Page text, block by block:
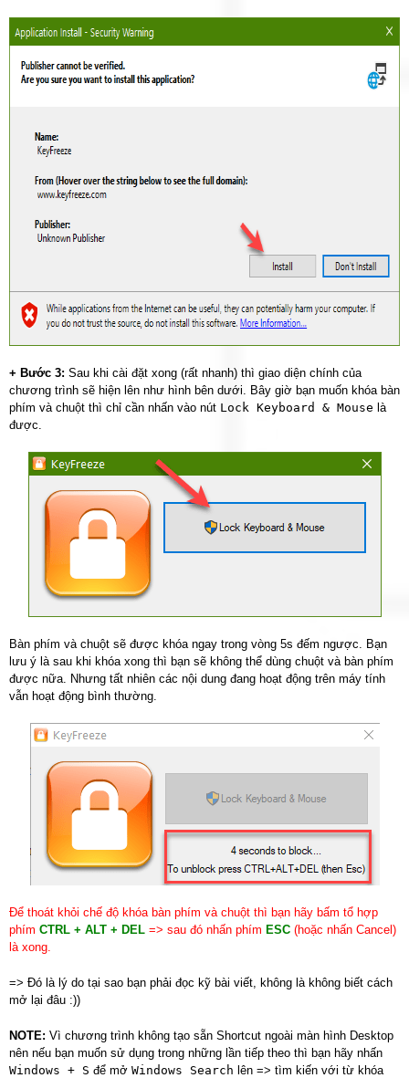
+ Bước 3: Sau khi cài đặt xong (rất nhanh) thì giao diện chính của
chương trình sẽ hiện lên như hình bên dưới. Bây giờ bạn muốn khóa bàn
phím và chuột thì chỉ cần nhấn vào nút Lock Keyboard & Mouse là
được.
Bàn phím và chuột sẽ được khóa ngay trong vòng 5s đếm ngược. Bạn
lưu ý là sau khi khóa xong thì bạn sẽ không thể dùng chuột và bàn phím
được nữa. Nhưng tất nhiên các nội dung đang hoạt động trên máy tính
vẫn hoạt động bình thường.
Để thoát khỏi chế độ khóa bàn phím và chuột thì bạn hãy bấm tổ hợp
phím CTRL + ALT + DEL => sau đó nhấn phím ESC (hoặc nhấn Cancel)
là xong.
=> Đó là lý do tại sao bạn phải đọc kỹ bài viết, không là không biết cách
mở lại đâu :))
NOTE: Vì chương trình không tạo sẵn Shortcut ngoài màn hình Desktop
nên nếu bạn muốn sử dụng trong những lần tiếp theo thì bạn hãy nhấn
Windows + S để mở Windows Search lên => tìm kiến với từ khóa